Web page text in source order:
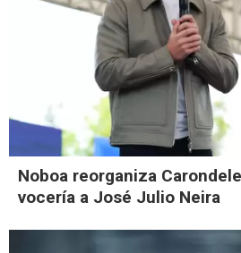
Noboa reorganiza
vocería a José Julio Neira